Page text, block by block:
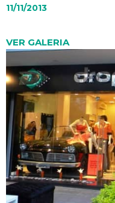
11/11/2013
VER GALERIA